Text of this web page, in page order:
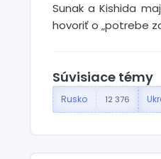
Sunak a Kishida
hovoriť o „potrebe
Súvisiace témy
Rusko 12 376